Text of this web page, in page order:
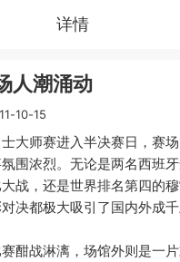
详情
人潮涌动
10-15
师赛进入半决赛日，赛场
围浓烈。无论是两名西班
战，还是世界排名第四的
决都极大吸引了国内外成
战淋漓，场馆外则是一片